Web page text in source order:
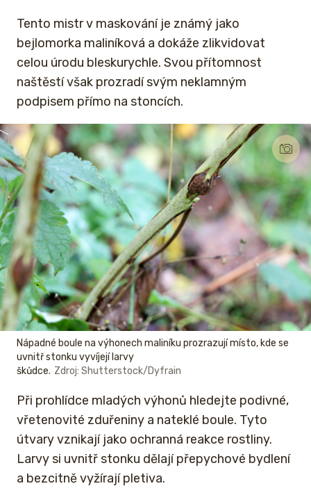
Tento mistr v maskování je známý jako
bejlomorka maliníková a dokáže zlikvidovat
celou úrodu bleskurychle. Svou přítomnost
naštěstí však prozradí svým neklamným
podpisem přímo na stoncích.
Nápadné boule na výhonech maliníku prozrazují místo, kde se
uvnitř stonku vyvíjejí larvy
škůdce. Zdroj: Shutterstock/Dyfrain
Při prohlídce mladých výhonů hledejte podivné,
vřetenovité zduřeniny a nateklé boule. Tyto
útvary vznikají jako ochranná reakce rostliny.
Larvy si uvnitř stonku dělají přepychové bydlení
a bezcitně vyžírají pletiva.